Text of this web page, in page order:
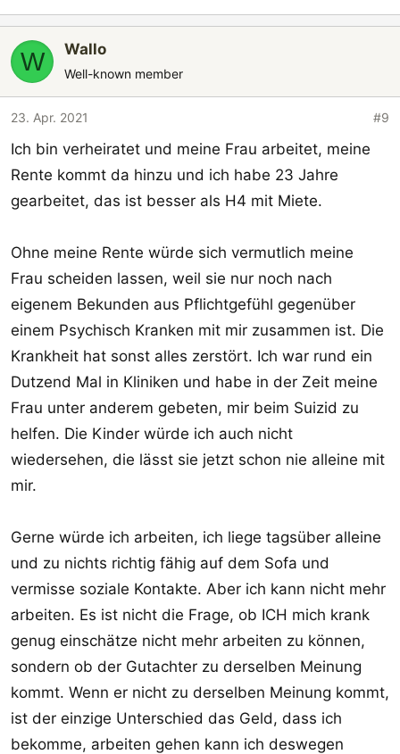
W Wallo
Well-known member
23. Apr. 2021 #9
Ich bin verheiratet und meine Frau arbeitet, meine
Rente kommt da hinzu und ich habe 23 Jahre
gearbeitet, das ist besser als H4 mit Miete.
Ohne meine Rente würde sich vermutlich meine
Frau scheiden lassen, weil sie nur noch nach
eigenem Bekunden aus Pflichtgefühl gegenüber
einem Psychisch Kranken mit mir zusammen ist. Die
Krankheit hat sonst alles zerstört. Ich war rund ein
Dutzend Mal in Kliniken und habe in der Zeit meine
Frau unter anderem gebeten, mir beim Suizid zu
helfen. Die Kinder würde ich auch nicht
wiedersehen, die lässt sie jetzt schon nie alleine mit
mir.
Gerne würde ich arbeiten, ich liege tagsüber alleine
und zu nichts richtig fähig auf dem Sofa und
vermisse soziale Kontakte. Aber ich kann nicht mehr
arbeiten. Es ist nicht die Frage, ob ICH mich krank
genug einschätze nicht mehr arbeiten zu können,
sondern ob der Gutachter zu derselben Meinung
kommt. Wenn er nicht zu derselben Meinung kommt,
ist der einzige Unterschied das Geld, dass ich
bekomme, arbeiten gehen kann ich deswegen